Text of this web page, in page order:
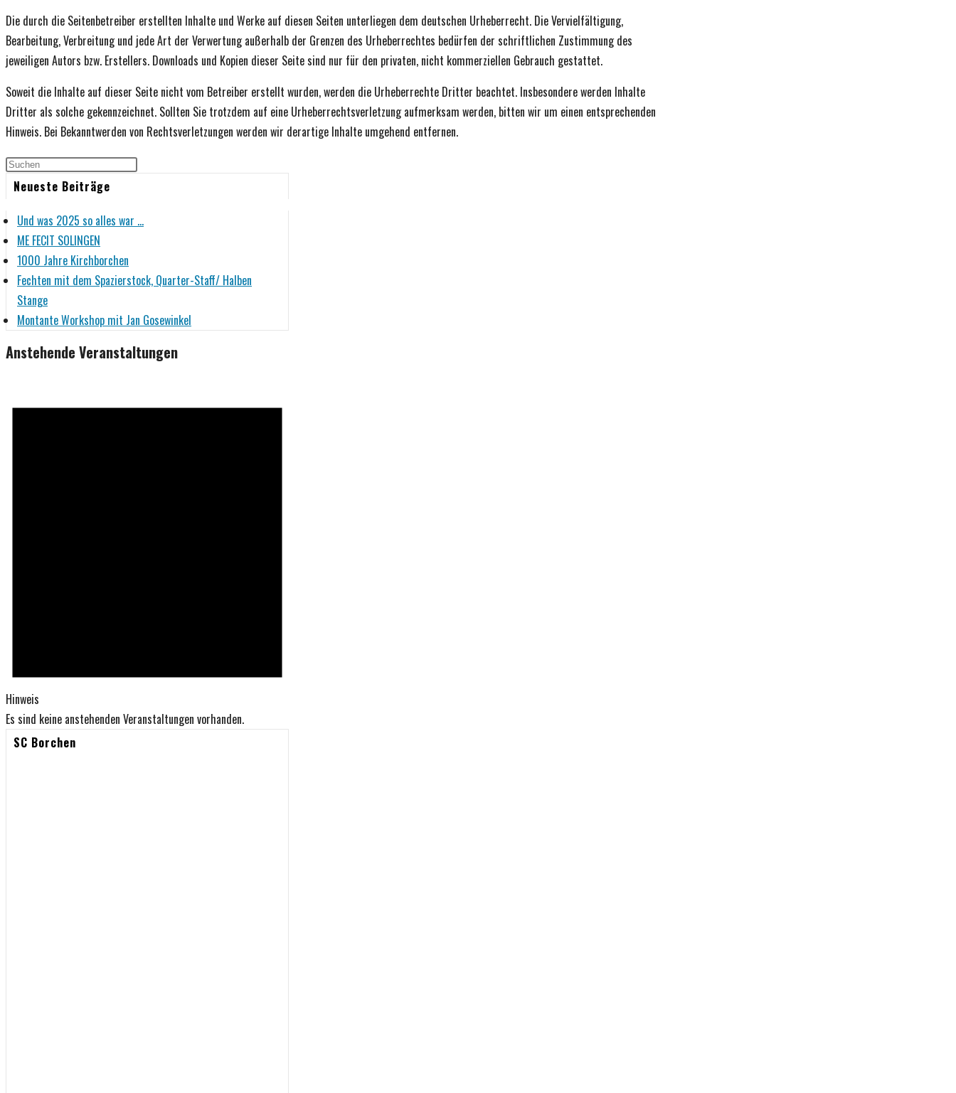
Die durch die Seitenbetreiber erstellten Inhalte und Werke auf diesen Seiten unterliegen dem deutschen Urheberrecht. Die Vervielfältigung,
Bearbeitung, Verbreitung und jede Art der Verwertung außerhalb der Grenzen des Urheberrechtes bedürfen der schriftlichen Zustimmung des
jeweiligen Autors bzw. Erstellers. Downloads und Kopien dieser Seite sind nur für den privaten, nicht kommerziellen Gebrauch gestattet.
Soweit die Inhalte auf dieser Seite nicht vom Betreiber erstellt wurden, werden die Urheberrechte Dritter beachtet. Insbesondere werden Inhalte
Dritter als solche gekennzeichnet. Sollten Sie trotzdem auf eine Urheberrechtsverletzung aufmerksam werden, bitten wir um einen entsprechenden
Hinweis. Bei Bekanntwerden von Rechtsverletzungen werden wir derartige Inhalte umgehend entfernen.
Neueste Beiträge
Und was 2025 so alles war …
ME FECIT SOLINGEN
1000 Jahre Kirchborchen
Fechten mit dem Spazierstock, Quarter-Staff/ Halben
Stange
Montante Workshop mit Jan Gosewinkel
Anstehende Veranstaltungen
Hinweis
Es sind keine anstehenden Veranstaltungen vorhanden.
SC Borchen